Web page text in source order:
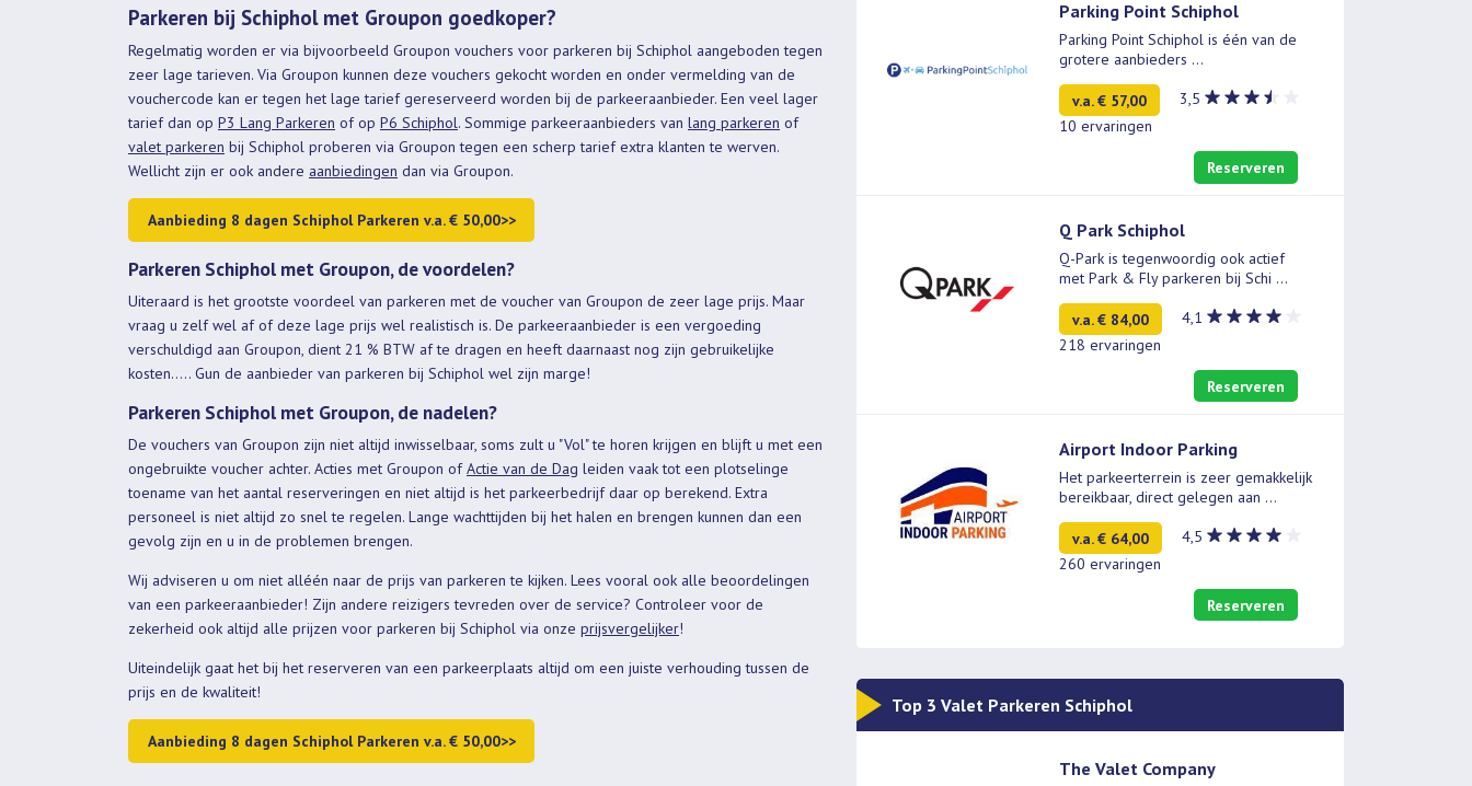
Parkeren bij Schiphol met Groupon goedkoper?
Regelmatig worden er via bijvoorbeeld Groupon vouchers voor parkeren bij Schiphol aangeboden tegen
zeer lage tarieven. Via Groupon kunnen deze vouchers gekocht worden en onder vermelding van de
vouchercode kan er tegen het lage tarief gereserveerd worden bij de parkeeraanbieder. Een veel lager
tarief dan op P3 Lang Parkeren of op P6 Schiphol. Sommige parkeeraanbieders van lang parkeren of
valet parkeren bij Schiphol proberen via Groupon tegen een scherp tarief extra klanten te werven.
Wellicht zijn er ook andere aanbiedingen dan via Groupon.
Aanbieding 8 dagen Schiphol Parkeren v.a. € 50,00>>
Parkeren Schiphol met Groupon, de voordelen?
Uiteraard is het grootste voordeel van parkeren met de voucher van Groupon de zeer lage prijs. Maar
vraag u zelf wel af of deze lage prijs wel realistisch is. De parkeeraanbieder is een vergoeding
verschuldigd aan Groupon, dient 21 % BTW af te dragen en heeft daarnaast nog zijn gebruikelijke
kosten..... Gun de aanbieder van parkeren bij Schiphol wel zijn marge!
Parkeren Schiphol met Groupon, de nadelen?
De vouchers van Groupon zijn niet altijd inwisselbaar, soms zult u "Vol" te horen krijgen en blijft u met een
ongebruikte voucher achter. Acties met Groupon ofActie van de Dag leiden vaak tot een plotselinge
toename van het aantal reserveringen en niet altijd is het parkeerbedrijf daar op berekend. Extra
personeel is niet altijd zo snel te regelen. Lange wachttijden bij het halen en brengen kunnen dan een
gevolg zijn en u in de problemen brengen.
Wij adviseren u om niet alléén naar de prijs van parkeren te kijken. Lees vooral ook alle beoordelingen
van een parkeeraanbieder! Zijn andere reizigers tevreden over de service? Controleer voor de
zekerheid ook altijd alle prijzen voor parkeren bij Schiphol via onze prijsvergelijker!
Uiteindelijk gaat het bij het reserveren van een parkeerplaats altijd om een juiste verhouding tussen de
prijs en de kwaliteit!
Aanbieding 8 dagen Schiphol Parkeren v.a. € 50,00>>
Parking Point Schiphol
Parking Point Schiphol is één van de
grotere aanbieders ...
v.a. € 57,00
3,5
10 ervaringen
Reserveren
Q Park Schiphol
Q-Park is tegenwoordig ook actief
met Park & Fly parkeren bij Schi ...
v.a. € 84,00
4,1
218 ervaringen
Reserveren
Airport Indoor Parking
Het parkeerterrein is zeer gemakkelijk
bereikbaar, direct gelegen aan ...
v.a. € 64,00
4,5
260 ervaringen
Reserveren
Top 3 Valet Parkeren Schiphol
The Valet Company